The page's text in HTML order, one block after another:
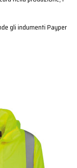
gli indumenti Payper